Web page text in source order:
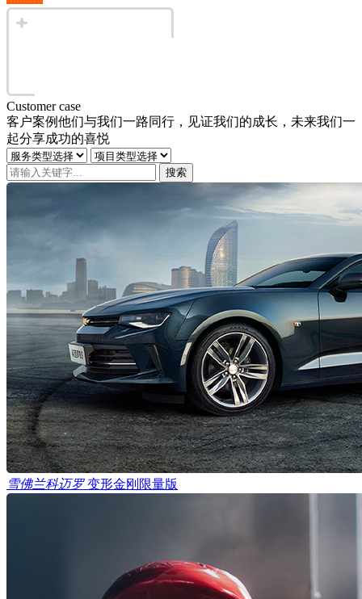
Customer case
客户案例他们与我们一路同行，见证我们的成长，未来我们一
起分享成功的喜悦
雪佛兰科迈罗 变形金刚限量版